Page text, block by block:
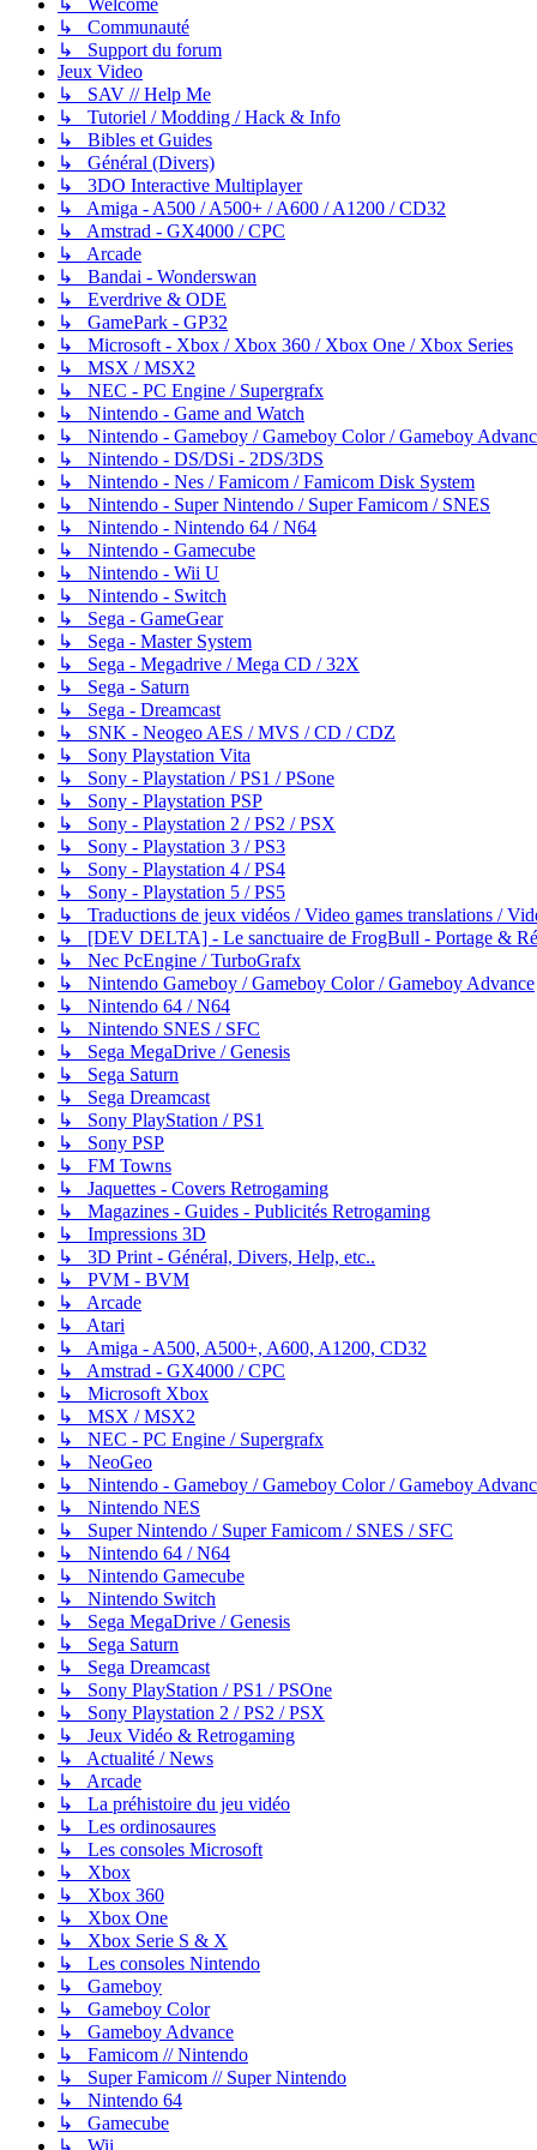
↳ Welcome
↳ Communauté
↳ Support du forum
Jeux Video
↳ SAV // Help Me
↳ Tutoriel / Modding / Hack & Info
↳ Bibles et Guides
↳ Général (Divers)
↳ 3DO Interactive Multiplayer
↳ Amiga - A500 / A500+ / A600 / A1200 / CD32
↳ Amstrad - GX4000 / CPC
↳ Arcade
↳ Bandai - Wonderswan
↳ Everdrive & ODE
↳ GamePark - GP32
↳ Microsoft - Xbox / Xbox 360 / Xbox One / Xbox Series
↳ MSX / MSX2
↳ NEC - PC Engine / Supergrafx
↳ Nintendo - Game and Watch
↳ Nintendo - Gameboy / Gameboy Color / Gameboy
↳ Nintendo - DS/DSi - 2DS/3DS
↳ Nintendo - Nes / Famicom / Famicom Disk System
↳ Nintendo - Super Nintendo / Super Famicom / SNES
↳ Nintendo - Nintendo 64 / N64
↳ Nintendo - Gamecube
↳ Nintendo - Wii U
↳ Nintendo - Switch
↳ Sega - GameGear
↳ Sega - Master System
↳ Sega - Megadrive / Mega CD / 32X
↳ Sega - Saturn
↳ Sega - Dreamcast
↳ SNK - Neogeo AES / MVS / CD / CDZ
↳ Sony Playstation Vita
↳ Sony - Playstation / PS1 / PSone
↳ Sony - Playstation PSP
↳ Sony - Playstation 2 / PS2 / PSX
↳ Sony - Playstation 3 / PS3
↳ Sony - Playstation 4 / PS4
↳ Sony - Playstation 5 / PS5
↳ Traductions de jeux vidéos / Video games translations /
↳ [DEV DELTA] - Le sanctuaire de FrogBull - Portage &
↳ Nec PcEngine / TurboGrafx
↳ Nintendo Gameboy / Gameboy Color / Gameboy Advance
↳ Nintendo 64 / N64
↳ Nintendo SNES / SFC
↳ Sega MegaDrive / Genesis
↳ Sega Saturn
↳ Sega Dreamcast
↳ Sony PlayStation / PS1
↳ Sony PSP
↳ FM Towns
↳ Jaquettes - Covers Retrogaming
↳ Magazines - Guides - Publicités Retrogaming
↳ Impressions 3D
↳ 3D Print - Général, Divers, Help, etc..
↳ PVM - BVM
↳ Arcade
↳ Atari
↳ Amiga - A500, A500+, A600, A1200, CD32
↳ Amstrad - GX4000 / CPC
↳ Microsoft Xbox
↳ MSX / MSX2
↳ NEC - PC Engine / Supergrafx
↳ NeoGeo
↳ Nintendo - Gameboy / Gameboy Color / Gameboy
↳ Nintendo NES
↳ Super Nintendo / Super Famicom / SNES / SFC
↳ Nintendo 64 / N64
↳ Nintendo Gamecube
↳ Nintendo Switch
↳ Sega MegaDrive / Genesis
↳ Sega Saturn
↳ Sega Dreamcast
↳ Sony PlayStation / PS1 / PSOne
↳ Sony Playstation 2 / PS2 / PSX
↳ Jeux Vidéo & Retrogaming
↳ Actualité / News
↳ Arcade
↳ La préhistoire du jeu vidéo
↳ Les ordinosaures
↳ Les consoles Microsoft
↳ Xbox
↳ Xbox 360
↳ Xbox One
↳ Xbox Serie S & X
↳ Les consoles Nintendo
↳ Gameboy
↳ Gameboy Color
↳ Gameboy Advance
↳ Famicom // Nintendo
↳ Super Famicom // Super Nintendo
↳ Nintendo 64
↳ Gamecube